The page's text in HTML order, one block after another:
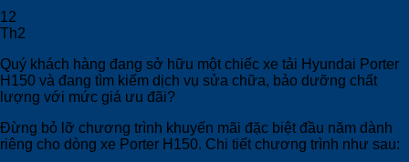
12
Th2
Quý khách hàng đang sở hữu một chiếc xe tải Hyundai Porter
H150 và đang tìm kiếm dịch vụ sửa chữa, bảo dưỡng chất
lượng với mức giá ưu đãi?
Đừng bỏ lỡ chương trình khuyến mãi đặc biệt đầu năm dành
riêng cho dòng xe Porter H150. Chi tiết chương trình như sau: